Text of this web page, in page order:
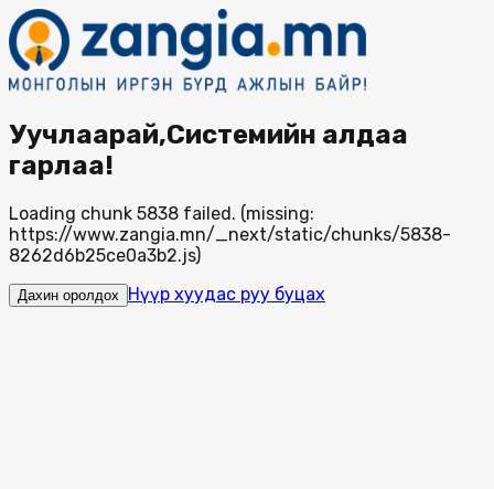
Уучлаарай,Системийн алдаа
гарлаа!
Loading chunk 5838 failed. (missing:
https://www.zangia.mn/_next/static/chunks/5838-
8262d6b25ce0a3b2.js)
Дахин оролдох Нүүр хуудас руу буцах